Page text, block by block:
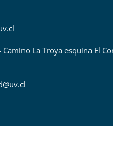
Camino La Troya esquina El